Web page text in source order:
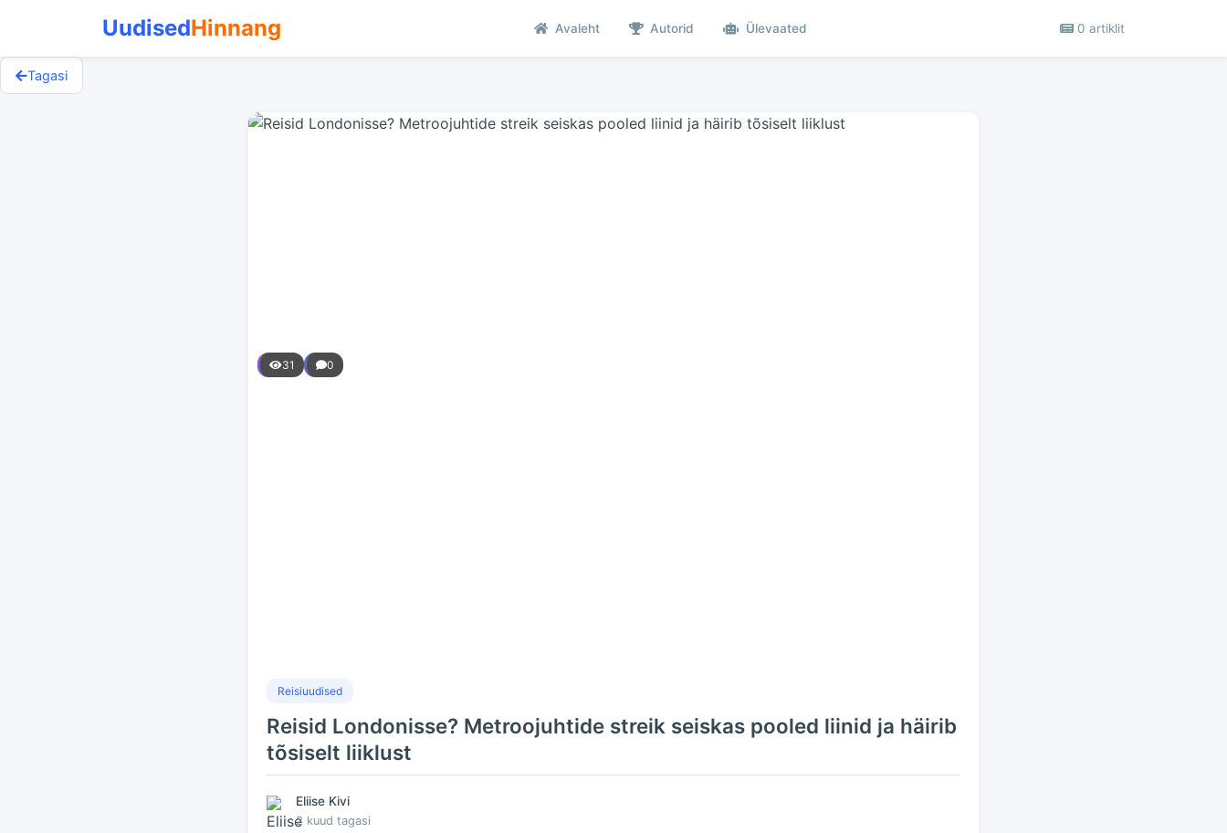
UudisedHinnang Avaleht Autorid Ülevaated 0 artiklit
Tagasi
31 0
Reisiuudised
Reisid Londonisse? Metroojuhtide streik seiskas pooled liinid ja häirib
tõsiselt liiklust
Eliise Kivi
2 kuud tagasi